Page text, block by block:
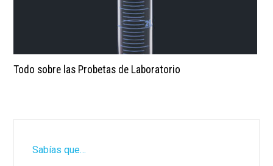
Todo sobre las Probetas de Laboratorio
Sabías que…